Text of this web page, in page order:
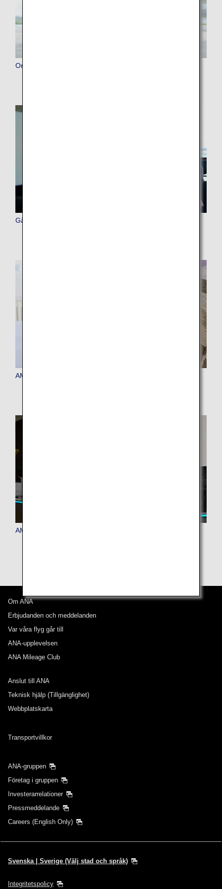
Om ANA
Gå med i ANA Mileage Club (AMC)
AMC-medlemsförmåner
AMC Premium-medlemmar
Om ANA
Erbjudanden och meddelanden
Var våra flyg går till
ANA-upplevelsen
ANA Mileage Club
Anslut till ANA
Teknisk hjälp (Tillgänglighet)
Webbplatskarta
Transportvillkor
ANA-gruppen
Företag i gruppen
Investerarrelationer
Pressmeddelande
Careers (English Only)
Svenska | Sverige (Välj stad och språk)
Integritetspolicy